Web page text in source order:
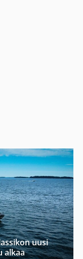
uusi
alkaa